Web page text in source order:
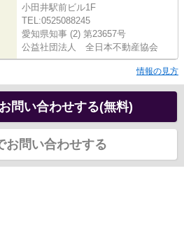
小田井駅前ビル1F
TEL:0525088245
愛知県知事 (2) 第23657号
公益社団法人 全日本不動産協会
情報の見方
問い合わせする(無料)
お問い合わせする